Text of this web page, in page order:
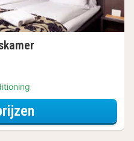
voor Standaard